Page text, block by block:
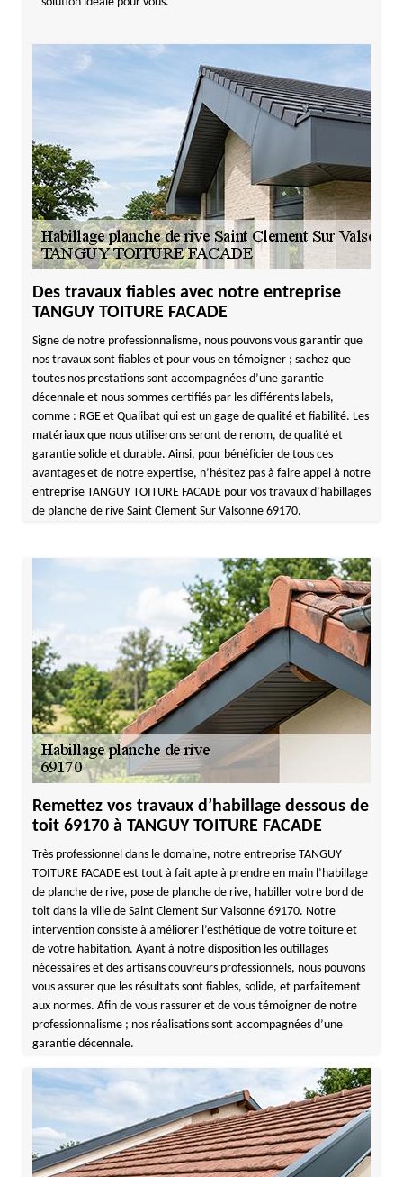
Des travaux fiables avec notre entreprise
TANGUY TOITURE FACADE
Signe de notre professionnalisme, nous pouvons vous garantir que
nos travaux sont fiables et pour vous en témoigner ; sachez que
toutes nos prestations sont accompagnées d’une garantie
décennale et nous sommes certifiés par les différents labels,
comme : RGE et Qualibat qui est un gage de qualité et fiabilité. Les
matériaux que nous utiliserons seront de renom, de qualité et
garantie solide et durable. Ainsi, pour bénéficier de tous ces
avantages et de notre expertise, n’hésitez pas à faire appel à notre
entreprise TANGUY TOITURE FACADE pour vos travaux d’habillages
de planche de rive Saint Clement Sur Valsonne 69170.
Remettez vos travaux d’habillage dessous de
toit 69170 à TANGUY TOITURE FACADE
Très professionnel dans le domaine, notre entreprise TANGUY
TOITURE FACADE est tout à fait apte à prendre en main l’habillage
de planche de rive, pose de planche de rive, habiller votre bord de
toit dans la ville de Saint Clement Sur Valsonne 69170. Notre
intervention consiste à améliorer l’esthétique de votre toiture et
de votre habitation. Ayant à notre disposition les outillages
nécessaires et des artisans couvreurs professionnels, nous pouvons
vous assurer que les résultats sont fiables, solide, et parfaitement
aux normes. Afin de vous rassurer et de vous témoigner de notre
professionnalisme ; nos réalisations sont accompagnées d’une
garantie décennale.